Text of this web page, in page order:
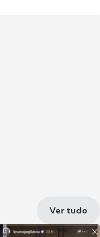
Ver tudo